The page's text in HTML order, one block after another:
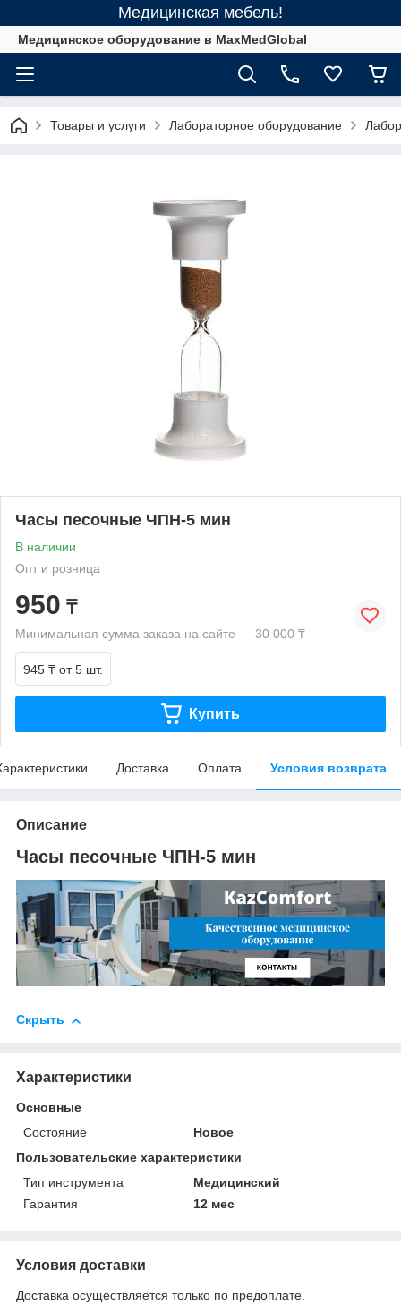
Медицинская мебель!
Медицинское оборудование в MaxMedGlobal
Товары и услуги Лабораторное оборудование
Часы песочные ЧПН-5 мин
В наличии
Опт и розница
950 ₸
Минимальная сумма заказа на сайте — 30 000 ₸
945 ₸ от 5 шт.
Купить
Доставка Оплата Условия возврата
Описание
Часы песочные ЧПН-5 мин
Скрыть
Характеристики
Основные
Состояние
Новое
Пользовательские характеристики
Тип инструмента
Медицинский
Гарантия
12 мес
Условия доставки
Доставка осуществляется только по предоплате.